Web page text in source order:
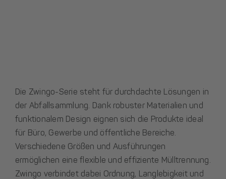
Die Zwingo-Serie steht für durchdachte Lösungen in
der Abfallsammlung. Dank robuster Materialien und
funktionalem Design eignen sich die Produkte ideal
für Büro, Gewerbe und öffentliche Bereiche.
Verschiedene Größen und Ausführungen
ermöglichen eine flexible und effiziente Mülltrennung.
Zwingo verbindet dabei Ordnung, Langlebigkeit und